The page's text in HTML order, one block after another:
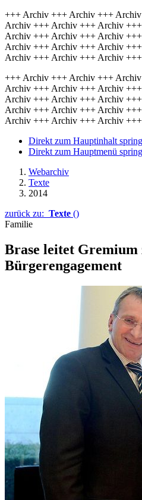
+++ Archiv +++ Archiv +++
Archiv +++ Archiv +++ Archiv
Archiv +++ Archiv +++ Archiv
Archiv +++ Archiv +++ Archiv
Archiv +++ Archiv +++ Archiv
+++ Archiv +++ Archiv +++
Archiv +++ Archiv +++ Archiv
Archiv +++ Archiv +++ Archiv
Archiv +++ Archiv +++ Archiv
Archiv +++ Archiv +++ Archiv
Direkt zum Hauptinhalt
Direkt zum Hauptmenü
Webarchiv
Texte
2014
zurück zu: Texte ()
Familie
Brase leitet Gremium
Bürgerengagement